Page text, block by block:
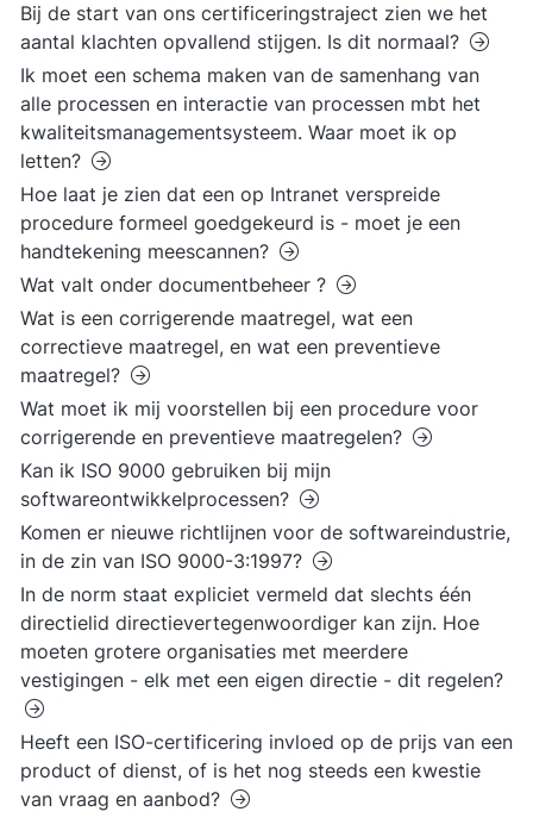
Bij de start van ons certificeringstraject zien we het
aantal klachten opvallend stijgen. Is dit normaal?
Ik moet een schema maken van de samenhang van
alle processen en interactie van processen mbt het
kwaliteitsmanagementsysteem. Waar moet ik op
letten?
Hoe laat je zien dat een op Intranet verspreide
procedure formeel goedgekeurd is - moet je een
handtekening meescannen?
Wat valt onder documentbeheer ?
Wat is een corrigerende maatregel, wat een
correctieve maatregel, en wat een preventieve
maatregel?
Wat moet ik mij voorstellen bij een procedure voor
corrigerende en preventieve maatregelen?
Kan ik ISO 9000 gebruiken bij mijn
softwareontwikkelprocessen?
Komen er nieuwe richtlijnen voor de softwareindustrie,
in de zin van ISO 9000-3:1997?
In de norm staat expliciet vermeld dat slechts één
directielid directievertegenwoordiger kan zijn. Hoe
moeten grotere organisaties met meerdere
vestigingen - elk met een eigen directie - dit regelen?
Heeft een ISO-certificering invloed op de prijs van een
product of dienst, of is het nog steeds een kwestie
van vraag en aanbod?